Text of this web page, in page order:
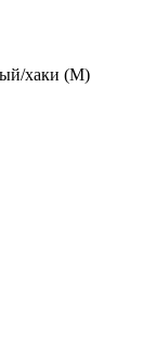
хаки (M)